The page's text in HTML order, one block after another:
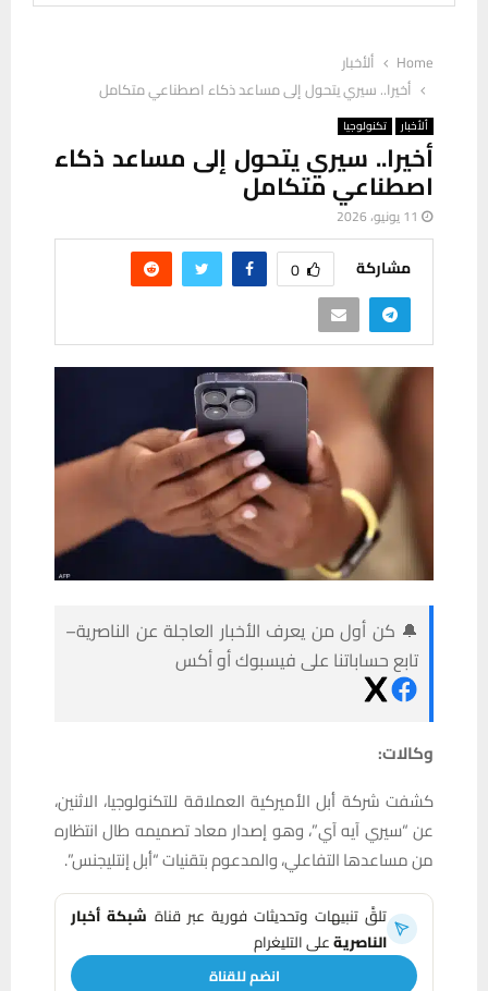
Home
ألأخبار
أخيرا.. سيري يتحول إلى مساعد ذكاء اصطناعي متكامل
ألأخبار تكنولوجيا
أخيرا.. سيري يتحول إلى مساعد ذكاء
اصطناعي متكامل
11 يونيو، 2026
مشاركة 0
🔔 كن أول من يعرف الأخبار العاجلة عن الناصرية–
تابع حساباتنا على فيسبوك أو أكس
وكالات:
كشفت شركة أبل الأميركية العملاقة للتكنولوجيا، الاثنين،
عن “سيري آيه آي”، وهو إصدار معاد تصميمه طال انتظاره
من مساعدها التفاعلي، والمدعوم بتقنيات “أبل إنتليجنس”.
تلقَّ تنبيهات وتحديثات فورية عبر قناة شبكة أخبار
الناصريةعلى التليغرام
انضم للقناة